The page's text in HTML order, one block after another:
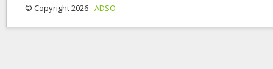
© Copyright 2026 -ADSO